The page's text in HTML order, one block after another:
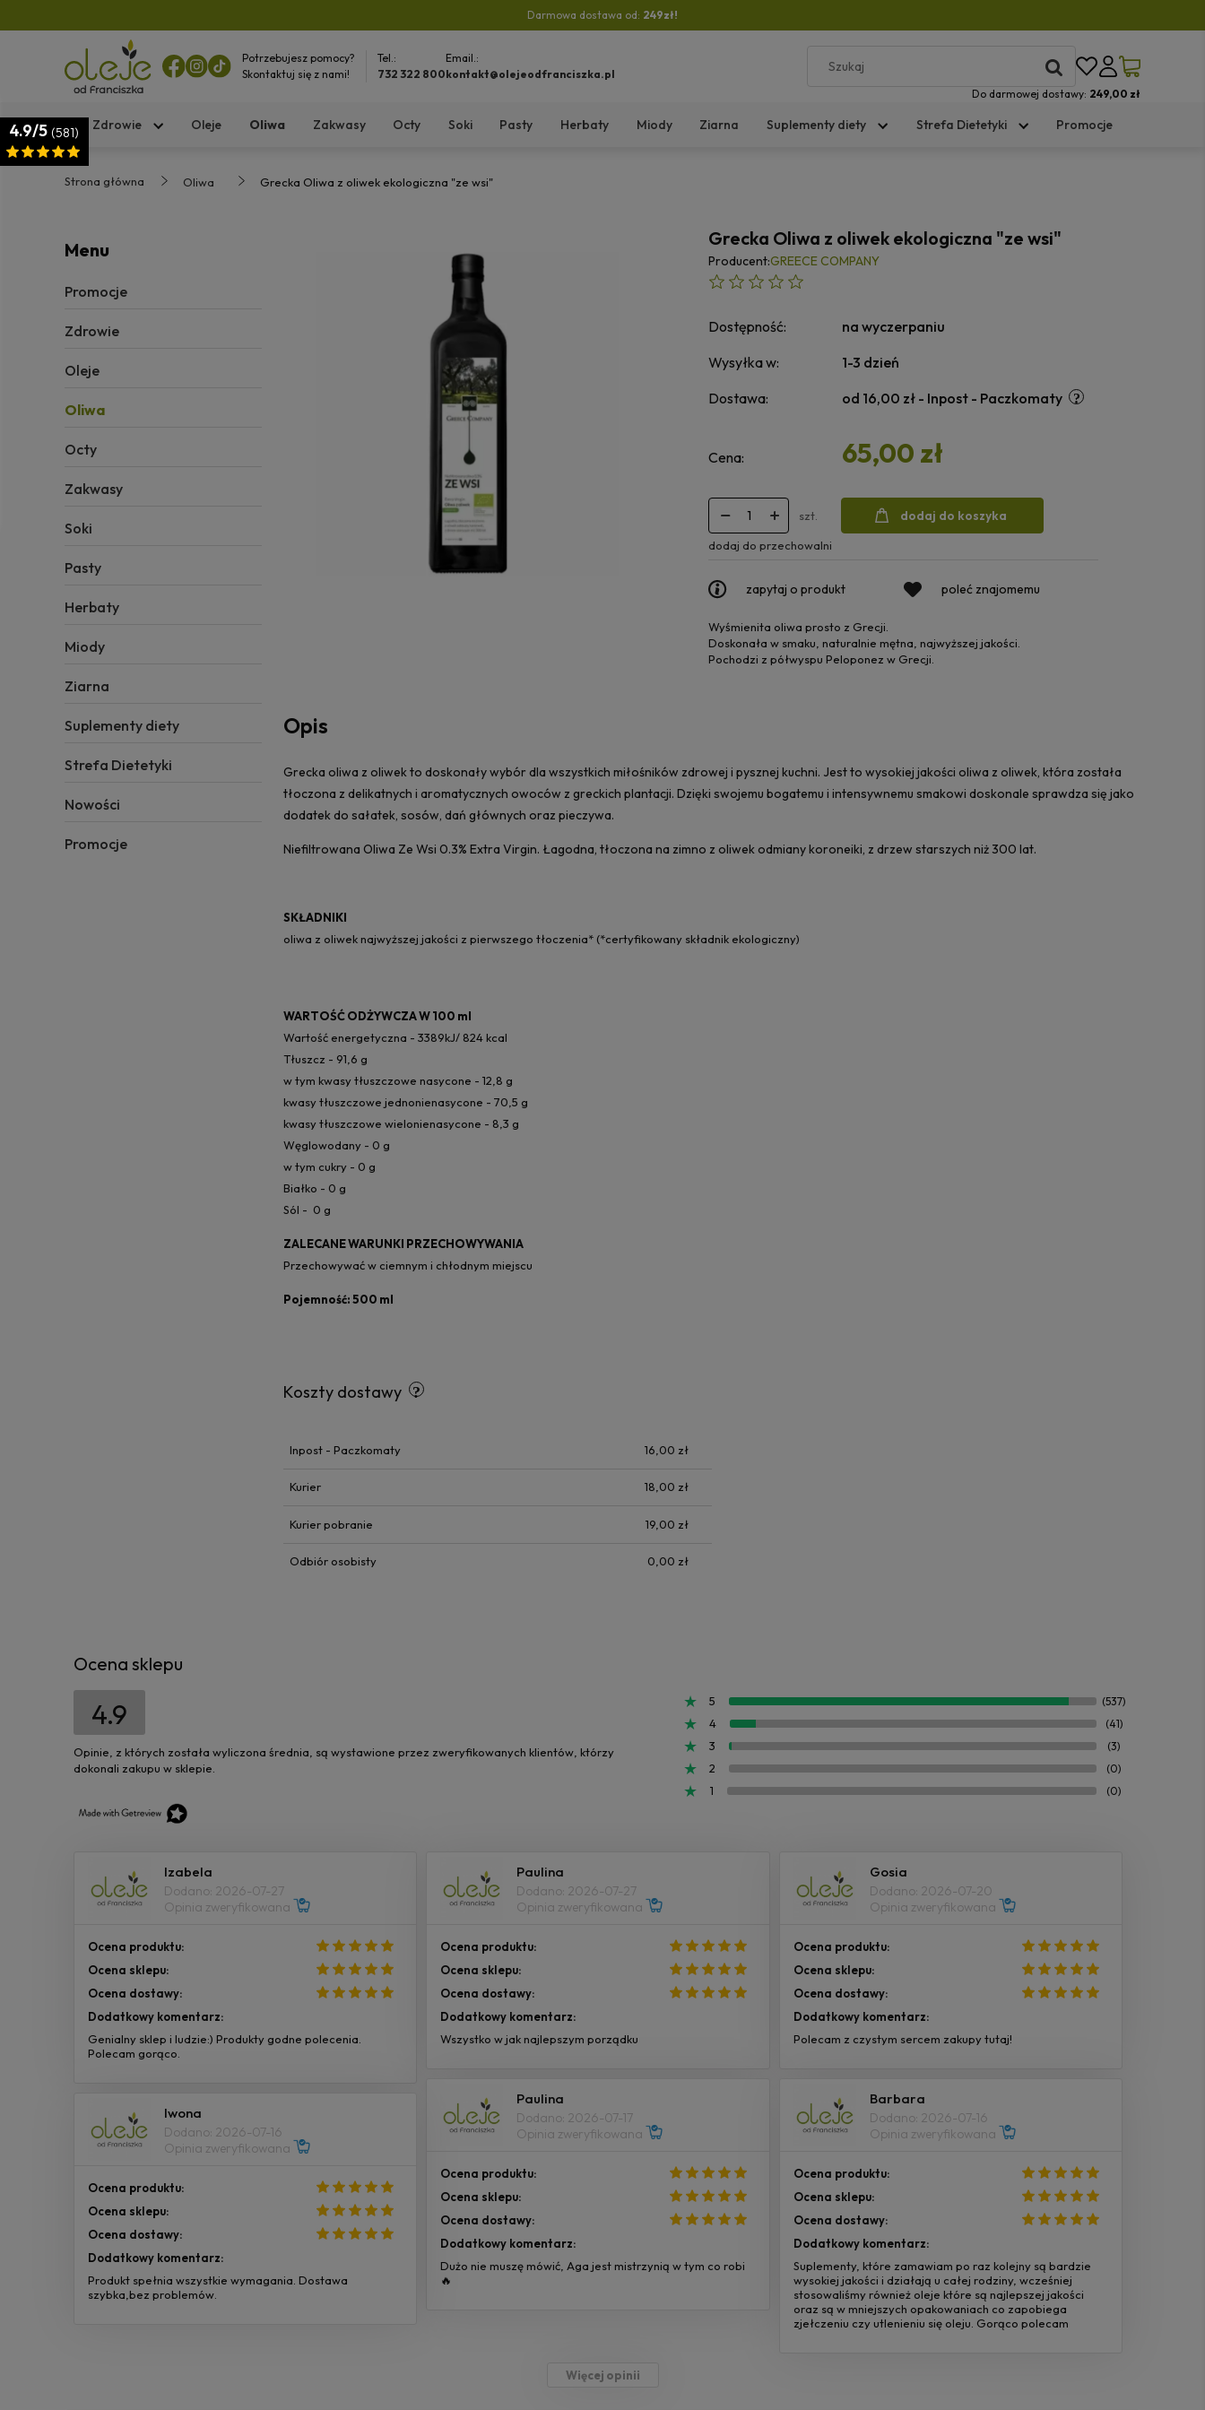
Darmowa dostawa od: 249zł!
Potrzebujesz pomocy?
Skontaktuj się z nami!
Tel.:
732 322 800
Email.:
kontakt@olejeodfranciszka.pl
Do darmowej dostawy: 249,00 zł
Zdrowie Oleje Oliwa Zakwasy Octy Soki Pasty Herbaty Miody Ziarna Suplementy diety Strefa Dietetyki Promocje
Strona główna Oliwa Grecka Oliwa z oliwek ekologiczna "ze wsi"
Menu
Promocje
Zdrowie
Oleje
Oliwa
Octy
Zakwasy
Soki
Pasty
Herbaty
Miody
Ziarna
Suplementy diety
Strefa Dietetyki
Nowości
Promocje
Grecka Oliwa z oliwek ekologiczna "ze wsi"
Producent:GREECE COMPANY
Dostępność:
na wyczerpaniu
Wysyłka w:
1-3 dzień
Dostawa:
od 16,00 zł - Inpost - Paczkomaty
Cena: 65,00 zł
szt. dodaj do koszyka
dodaj do przechowalni
zapytaj o produkt poleć znajomemu
Wyśmienita oliwa prosto z Grecji.
Doskonała w smaku, naturalnie mętna, najwyższej jakości.
Pochodzi z półwyspu Peloponez w Grecji.
Opis
Grecka oliwa z oliwek to doskonały wybór dla wszystkich miłośników zdrowej i pysznej kuchni. Jest to wysokiej jakości oliwa z oliwek, która została
tłoczona z delikatnych i aromatycznych owoców z greckich plantacji. Dzięki swojemu bogatemu i intensywnemu smakowi doskonale sprawdza się jako
dodatek do sałatek, sosów, dań głównych oraz pieczywa.
Niefiltrowana Oliwa Ze Wsi 0.3% Extra Virgin. Łagodna, tłoczona na zimno z oliwek odmiany koroneiki, z drzew starszych niż 300 lat.
SKŁADNIKI
oliwa z oliwek najwyższej jakości z pierwszego tłoczenia* (*certyfikowany składnik ekologiczny)
WARTOŚĆ ODŻYWCZA W 100 ml
Wartość energetyczna - 3389kJ/ 824 kcal
Tłuszcz - 91,6 g
w tym kwasy tłuszczowe nasycone - 12,8 g
kwasy tłuszczowe jednonienasycone - 70,5 g
kwasy tłuszczowe wielonienasycone - 8,3 g
Węglowodany - 0 g
w tym cukry - 0 g
Białko - 0 g
Sól - 0 g
ZALECANE WARUNKI PRZECHOWYWANIA
Przechowywać w ciemnym i chłodnym miejscu
Pojemność: 500 ml
Koszty dostawy
Inpost - Paczkomaty 16,00 zł
Kurier 18,00 zł
Kurier pobranie 19,00 zł
Odbiór osobisty 0,00 zł
Ocena sklepu
4.9
Opinie, z których została wyliczona średnia, są wystawione przez zweryfikowanych klientów, którzy
dokonali zakupu w sklepie.
5 (537)
4 (41)
3 (3)
2 (0)
1 (0)
Izabela
Dodano: 2026-07-27
Opinia zweryfikowana
Ocena produktu:
Ocena sklepu:
Ocena dostawy:
Dodatkowy komentarz:
Genialny sklep i ludzie:) Produkty godne polecenia.
Polecam gorąco.
Paulina
Dodano: 2026-07-27
Opinia zweryfikowana
Ocena produktu:
Ocena sklepu:
Ocena dostawy:
Dodatkowy komentarz:
Wszystko w jak najlepszym porządku
Gosia
Dodano: 2026-07-20
Opinia zweryfikowana
Ocena produktu:
Ocena sklepu:
Ocena dostawy:
Dodatkowy komentarz:
Polecam z czystym sercem zakupy tutaj!
Paulina
Dodano: 2026-07-17
Opinia zweryfikowana
Ocena produktu:
Ocena sklepu:
Ocena dostawy:
Dodatkowy komentarz:
Dużo nie muszę mówić, Aga jest mistrzynią w tym co robi
🔥
Barbara
Dodano: 2026-07-16
Opinia zweryfikowana
Ocena produktu:
Ocena sklepu:
Ocena dostawy:
Dodatkowy komentarz:
Suplementy, które zamawiam po raz kolejny są bardzie
wysokiej jakości i działają u całej rodziny, wcześniej
stosowaliśmy również oleje które są najlepszej jakości
oraz są w mniejszych opakowaniach co zapobiega
zjełczeniu czy utlenieniu się oleju. Gorąco polecam
Iwona
Dodano: 2026-07-16
Opinia zweryfikowana
Ocena produktu:
Ocena sklepu:
Ocena dostawy:
Dodatkowy komentarz:
Produkt spełnia wszystkie wymagania. Dostawa
szybka,bez problemów.
Więcej opinii
4.9/5 (581)